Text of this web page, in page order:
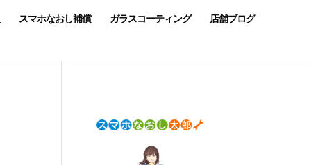
スマホなおし補償 ガラスコーティング 店舗ブログ